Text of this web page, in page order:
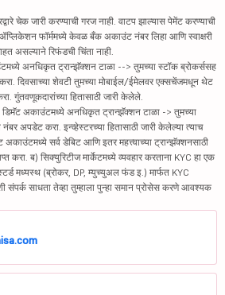
चेक जारी करण्याची गरज नाही. वाटप झाल्यास पेमेंट करण्याची
फॉर्ममध्ये केवळ बँक अकाउंट नंबर लिहा आणि स्वाक्षरी
असल्याने रिफंडची चिंता नाही.
अनधिकृत ट्रान्झॅक्शन टाळा --> तुमच्या स्टॉक ब्रोकर्ससह
दिवसाच्या शेवटी तुमच्या मोबाईल/ईमेलवर एक्सचेंजमधून थेट
गुंतवणूकदारांच्या हितासाठी जारी केलेले.
अकाउंटमध्ये अनधिकृत ट्रान्झॅक्शन टाळा -> तुमच्या
अपडेट करा. इन्व्हेस्टरच्या हितासाठी जारी केलेल्या त्याच
सर्व डेबिट आणि इतर महत्त्वाच्या ट्रान्झॅक्शनसाठी
करा. ब) सिक्युरिटीज मार्केटमध्ये व्यवहार करताना KYC हा एक
मध्यस्थ (ब्रोकर, DP, म्युच्युअल फंड इ.) मार्फत KYC
संपर्क साधता तेव्हा तुम्हाला पुन्हा समान प्रोसेस करणे आवश्यक